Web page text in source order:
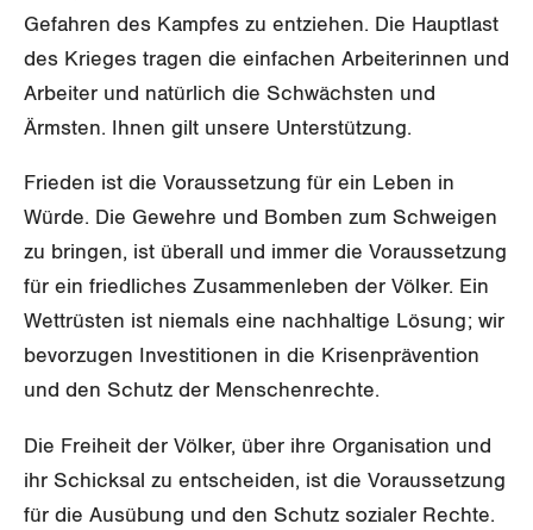
Rentner:innen-Kommission
Freiburg
Genf
Graubünden
Jura
Luzern
Nidwalden
Obwalden
Schaffhausen
Gefahren des Kampfes zu entziehen. Die Hauptlast
des Krieges tragen die einfachen Arbeiterinnen und
Arbeiter und natürlich die Schwächsten und
Ärmsten. Ihnen gilt unsere Unterstützung.
Frieden ist die Voraussetzung für ein Leben in
Würde. Die Gewehre und Bomben zum Schweigen
zu bringen, ist überall und immer die Voraussetzung
für ein friedliches Zusammenleben der Völker. Ein
Wettrüsten ist niemals eine nachhaltige Lösung; wir
bevorzugen Investitionen in die Krisenprävention
und den Schutz der Menschenrechte.
Die Freiheit der Völker, über ihre Organisation und
ihr Schicksal zu entscheiden, ist die Voraussetzung
für die Ausübung und den Schutz sozialer Rechte.